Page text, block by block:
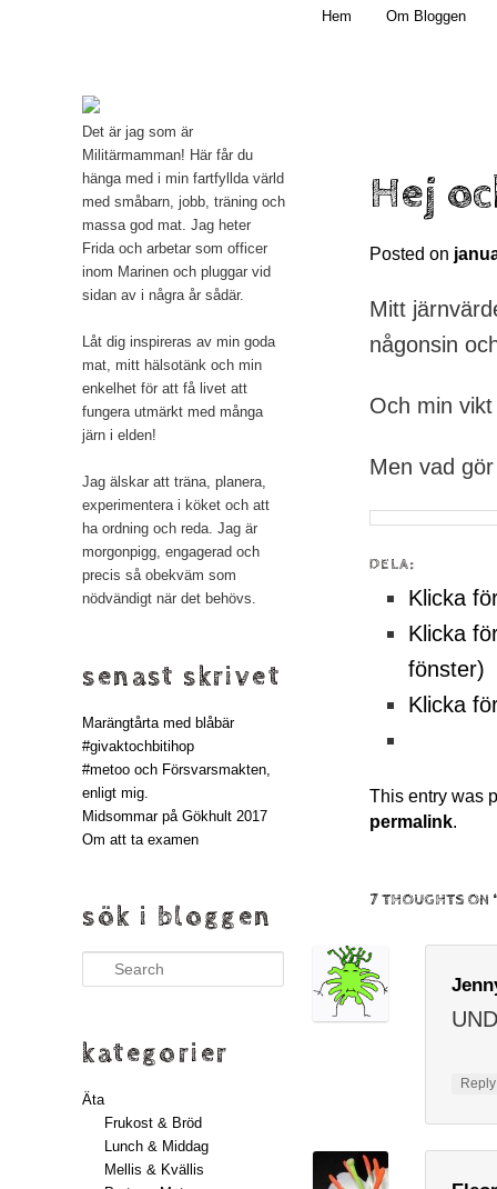
Mamma, militär och märkbart obekväm
Hem Om Bloggen
Hej
Posted on
Mitt
någonsin
Och min
Men vad
DELA:
Klicka
Klicka
fönster)
Klicka
This entry was
permalink.
7 THOUGHTS ON
Det är jag som är
Militärmamman! Här får du
hänga med i min fartfyllda värld
med småbarn, jobb, träning och
massa god mat. Jag heter
Frida och arbetar som officer
inom Marinen och pluggar vid
sidan av i några år sådär.
Låt dig inspireras av min goda
mat, mitt hälsotänk och min
enkelhet för att få livet att
fungera utmärkt med många
järn i elden!
Jag älskar att träna, planera,
experimentera i köket och att
ha ordning och reda. Jag är
morgonpigg, engagerad och
precis så obekväm som
nödvändigt när det behövs.
senast skrivet
Marängtårta med blåbär
#givaktochbitihop
#metoo och Försvarsmakten,
enligt mig.
Midsommar på Gökhult 2017
Om att ta examen
sök i bloggen
Search
kategorier
Äta
Frukost & Bröd
Lunch & Middag
Mellis & Kvällis